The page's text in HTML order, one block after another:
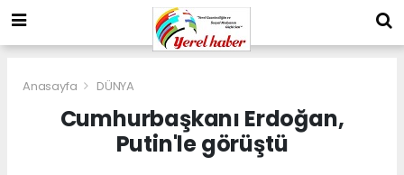
Anasayfa DÜNYA
Cumhurbaşkanı Erdoğan,
Putin'le görüştü